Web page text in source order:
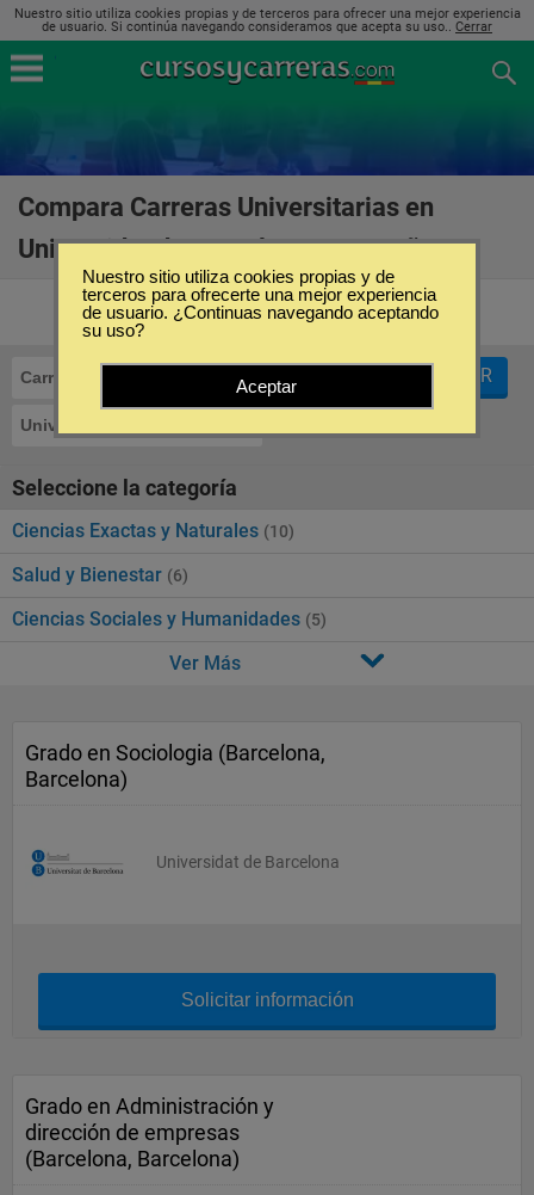
Nuestro sitio utiliza cookies propias y de terceros para ofrecer una mejor experiencia
de usuario. Si continúa navegando consideramos que acepta su uso.. Cerrar
Compara Carreras Universitarias en
Universidat de Barcelona en España
Carreras Universitarias
Universidat de Barcelona
FILTRAR
Seleccione la categoría
Ciencias Exactas y Naturales (10)
Salud y Bienestar (6)
Ciencias Sociales y Humanidades (5)
Ver Más
Grado en Sociologia (Barcelona,
Barcelona)
Universidat de Barcelona
Solicitar información
Grado en Administración y
dirección de empresas
(Barcelona, Barcelona)
Nuestro sitio utiliza cookies propias y de
terceros para ofrecerte una mejor experiencia
de usuario. ¿Continuas navegando aceptando
su uso?
Aceptar